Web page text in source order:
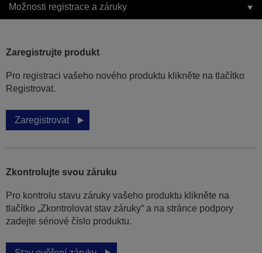
Možnosti registrace a záruky
Zaregistrujte produkt
Pro registraci vašeho nového produktu klikněte na tlačítko
Registrovat.
Zaregistrovat
Zkontrolujte svou záruku
Pro kontrolu stavu záruky vašeho produktu klikněte na
tlačítko „Zkontrolovat stav záruky“ a na stránce podpory
zadejte sériové číslo produktu.